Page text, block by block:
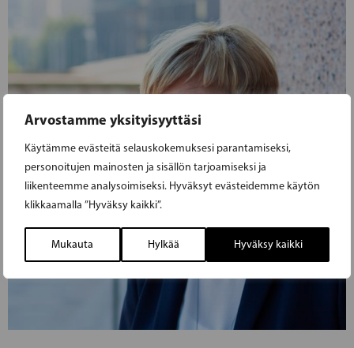
Arvostamme yksityisyyttäsi
Käytämme evästeitä selauskokemuksesi parantamiseksi,
personoitujen mainosten ja sisällön tarjoamiseksi ja
liikenteemme analysoimiseksi. Hyväksyt evästeidemme käytön
klikkaamalla ”Hyväksy kaikki”.
Mukauta Hylkää Hyväksy kaikki